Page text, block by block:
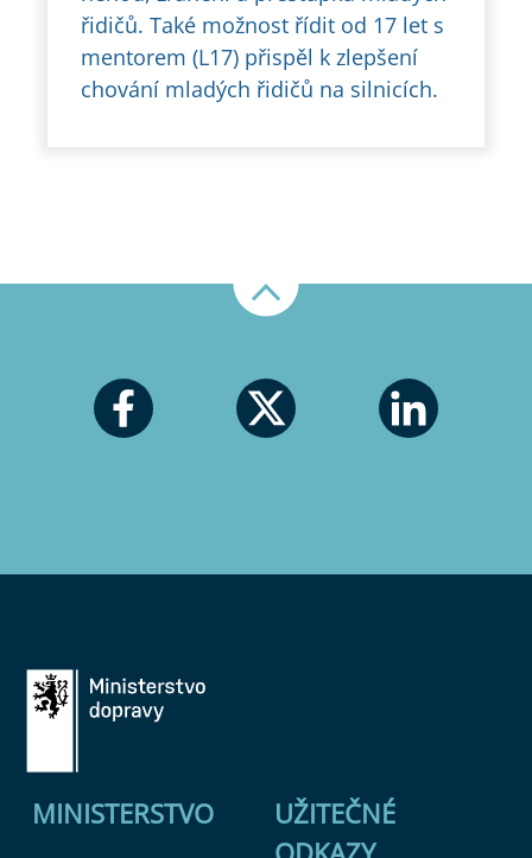
řidičů. Také možnost řídit od 17 let s
mentorem (L17) přispěl k zlepšení
chování mladých řidičů na silnicích.
MINISTERSTVO
UŽITEČNÉ